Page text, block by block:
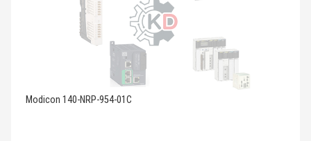
Modicon 140-NRP-954-01C